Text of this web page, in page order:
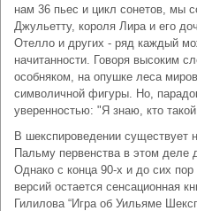
нам 36 пьес и цикл сонетов, мы
Джульетту, короля Лира и его
Отелло и других - ряд каждый
начитанности. Говоря высоким
особняком, на опушке леса
символичной фигуры. Но,
уверенностью: "Я знаю, кто
В шекспироведении существует
Пальму первенства в этом деле
Однако с конца 90-х и до сих
версий остается сенсационная
Гилилова “Игра об Уильяме